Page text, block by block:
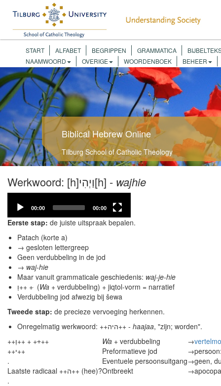
START ALFABET BEGRIPPEN GRAMMATICA
NAAMWOORD
OVERIGE WOORDENBOEK BEHEER
Biblical Hebrew Online
Tilburg School of Catholic Theology
Werkwoord: [h]וַיְהִי[h] - wajhie
Player
00:00 00:00
Eerste stap: de juiste uitspraak bepalen.
Patach (korte a)
→ gesloten lettergreep
Geen verdubbeling in de jod
→ waj-hie
Maar vanuit grammaticale geschiedenis: waj-je-hie
וַ++ + ּ (Wa + verdubbeling) + jiqtol-vorm = narratief
Verdubbeling jod afwezig bij šewa
Tweede stap: de precieze vervoeging herkennen.
Onregelmatig werkwoord: ++היה++ - haajaa, "zijn; worden".
++וַ++ + ++ּ++
Wa + verdubbeling →
++י++
Preformatieve jod →
.
Eventuele persoonsuitgang→geen,
Laatste radicaal ++ה++ (hee)?Ontbreekt →
.